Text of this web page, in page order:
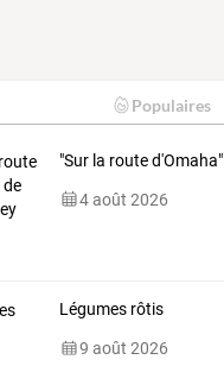
Populaires
"Sur la route
4 août 2026
Légumes rôtis
9 août 2026